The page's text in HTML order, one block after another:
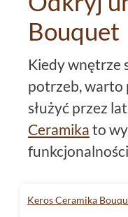
Bouquet
Kiedy wnętrze
potrzeb, warto
służyć przez
Ceramika to
gwarantując
Keros Ceramika